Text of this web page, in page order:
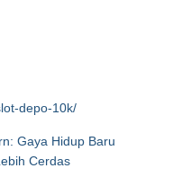
depo-10k/
Gaya Hidup Baru
Cerdas